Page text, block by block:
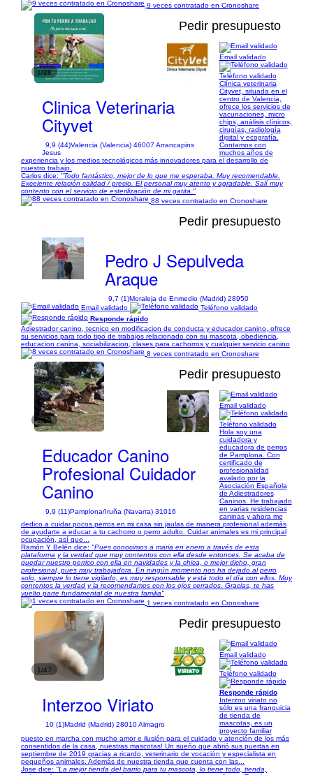
9 veces contratado en Cronoshare
1/28
Pedir presupuesto
Clinica Veterinaria
Cityvet
9,9 (44)Valencia (Valencia) 46007 Arrancapins
Jesus
Email validado
Teléfono validado
Clínica veterinaria
Cityvet, situada en el
centro de Valencia,
ofrece los servicios de
vacunaciones, micro
chips, análisis clínicos,
cirugías, radiología
digital y ecografía.
Contamos con
muchos años de
experiencia y los medios tecnológicos más innovadores para el desarrollo de
nuestro trabajo.
Carlos dice: "Todo fantástico, mejor de lo que me esperaba. Muy recomendable.
Excelente relación calidad / precio. El personal muy atento y agradable. Salí muy
contento con el servicio de esterilización de mi gatita."
88 veces contratado en Cronoshare
Pedir presupuesto
Pedro J Sepulveda
Araque
9,7 (1)Moraleja de Enmedio (Madrid) 28950
Email validado
Teléfono validado
Responde rápido
Adiestrador canino, tecnico en modificacion de conducta y educador canino, ofrece
su servicios para todo tipo de trabajos relacionado con su mascota, obediencia,
educacion canina, sociabilizacion, clases para cachorros y cualquier servicio canino
8 veces contratado en Cronoshare
1/10
Pedir presupuesto
Educador Canino
Profesional Cuidador
Canino
9,9 (11)Pamplona/Iruña (Navarra) 31016
Email validado
Teléfono validado
Hola soy una
cuidadora y
educadora de perros
de Pamplona. Con
certificado de
profesionalidad
avalado por la
Asociación Española
de Adiestradores
Caninos. He trabajado
en varias residencias
caninas y ahora me
dedico a cuidar pocos perros en mi casa sin jaulas de manera profesional además
de ayudarte a educar a tu cachorro o perro adulto. Cuidar animales es mi principal
ocupación, así que...
Ramón Y Belén dice: "Pues conocimos a maria en enero a través de esta
plataforma y la verdad que muy contentos con ella desde entonces. Se acaba de
quedar nuestro perrico con ella en navidades y la chica, o mejor dicho, gran
profesional, pues muy trabajadora. En ningún momento nos ha dejado al perro
solo, siempre lo tiene vigilado, es muy responsable y está todo el día con ellos. Muy
contentos la verdad y la recomendamos con los ojos cerrados. Gracias, te has
vuelto parte fundamental de nuestra familia"
1 veces contratado en Cronoshare
1/47
Pedir presupuesto
Interzoo Viriato
10 (1)Madrid (Madrid) 28010 Almagro
Email validado
Teléfono validado
Responde rápido
Interzoo viriato no
sólo es una franquicia
de tienda de
mascotas, es un
proyecto familiar
puesto en marcha con mucho amor e ilusión para el cuidado y atención de los más
consentidos de la casa, nuestras mascotas! Un sueño que abrió sus puertas en
septiembre de 2019 gracias a ricardo, veterinario de vocación y especialista en
pequeños animales. Además de nuestra tienda que cuenta con las...
Jose dice: "La mejor tienda del barrio para tu mascota, lo tiene todo, tienda,